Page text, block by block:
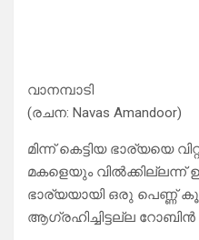
വാനമ്പാടി
(രചന: Navas Amandoor)
മിന്ന് കെട്ടിയ ഭാര്യയെ
മകളെയും വിൽക്കില്ലന്ന്
ഭാര്യയായി ഒരു പെണ്ണ്
ആഗ്രഹിച്ചിട്ടല്ല റോബിൻ